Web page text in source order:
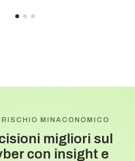
MINACONOMICO
migliori sul
con insight e